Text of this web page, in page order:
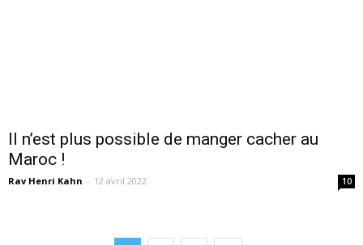
Il n’est plus possible de manger cacher au
Maroc !
Rav Henri Kahn - 12 avril 2022 10